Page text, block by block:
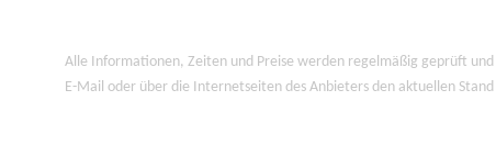
Alle Informationen, Zeiten und Preise werden regelmäßig geprüft
E-Mail oder über die Internetseiten des Anbieters den aktuellen